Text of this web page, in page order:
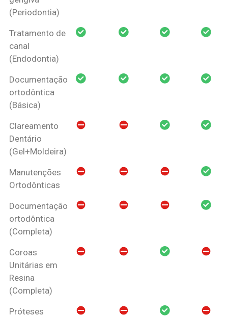
(Periodontia)
Tratamento de
canal
(Endodontia)
Documentação
ortodôntica
(Básica)
Clareamento
Dentário
(Gel+Moldeira)
Manutenções
Ortodônticas
Documentação
ortodôntica
(Completa)
Coroas
Unitárias em
Resina
(Completa)
Próteses